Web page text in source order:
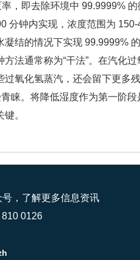
，即去除环境中 99.9999%
分钟内实现，浓度范围为 150-
的情况下实现 99.9999%
法通常称为“干法”。在汽化
氧化氢蒸汽，还会留下更多
睐。将降低湿度作为第一阶
。
，了解更多信息资讯
0126